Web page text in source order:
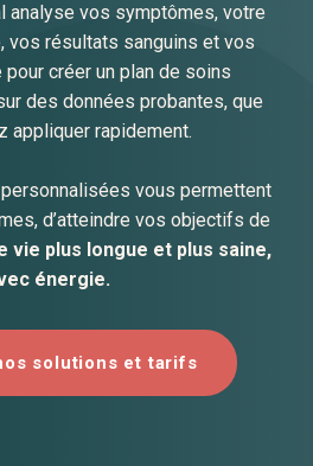
analyse vos symptômes, votre
vos résultats sanguins et vos
créer un plan de soins
des données probantes, que
appliquer rapidement.
vous permettent
d’atteindre vos objectifs de
vie plus longue et plus saine,
énergie.
solutions et tarifs